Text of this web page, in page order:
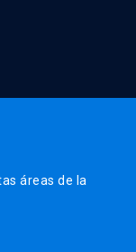
áreas de la